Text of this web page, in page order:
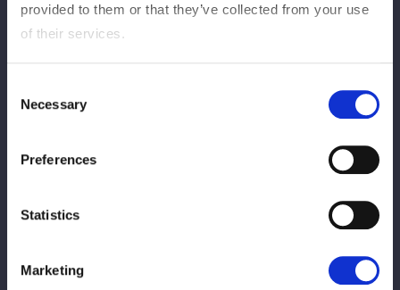
provided to them or that they’ve collected from your use
of their services.
Selection
Necessary
Preferences
Statistics
Marketing
ださい。
※列が途切れ次第終了となります。
※公平かつ適正な運営のため、一度の参加につきポートレート購
※お会計後は、手になにも持たずお渡し会にご参加ください。
※スマートフォン等を取り出し選手に見せる、手渡そうとするな
※ファンレター、プレゼントなどあらゆる贈り物等はお受けでき
※選手への握手やボディータッチ等、身体的接触はお控えくださ
い。